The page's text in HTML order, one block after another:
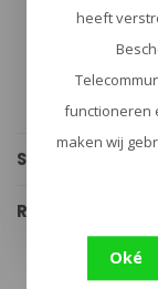
Lengte
Lengte
Gewicht
Clip: Ja
Specificaties
Reviews
heeft
functioneren
maken wij
Oké